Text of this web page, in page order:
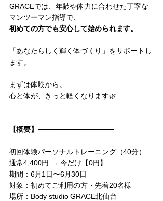
GRACEでは、年齢や体力に合わせた丁寧な
マンツーマン指導で、
初めての方でも安心して始められます。
「あなたらしく輝く体づくり」をサポートし
ます。
まずは体験から。
心と体が、きっと軽くなります🌿⁡
【概要】───────────────
初回体験パーソナルトレーニング（40分）
通常4,400円 → 今だけ【0円】⁡
期間：6月1日〜6月30日
対象：初めてご利用の方・先着20名様
場所：Body studio GRACE北仙台